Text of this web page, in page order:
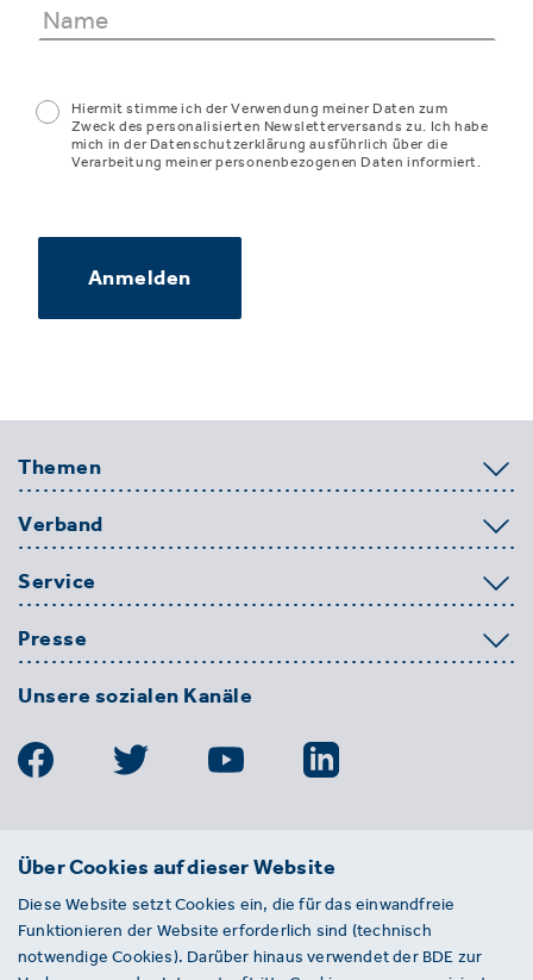
Hiermit stimme ich der Verwendung meiner Daten zum
Zweck des personalisierten Newsletterversands zu. Ich habe
mich in der Datenschutzerklärung ausführlich über die
Verarbeitung meiner personenbezogenen Daten informiert.
Anmelden
Themen
Verband
Service
Presse
Unsere sozialen Kanäle
BDE
Entsorgungs-, Wasser- und
Kreislaufwirtschaft e. V.
Von-der-Heydt-Straße 2
Über Cookies auf dieser Website
Diese Website setzt Cookies ein, die für das einwandfreie
Funktionieren der Website erforderlich sind (technisch
notwendige Cookies). Darüber hinaus verwendet der BDE zur